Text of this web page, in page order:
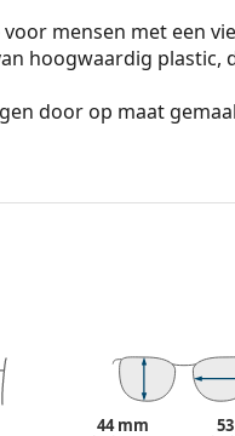
mensen met een
hoogwaardig plastic,
door op maat
zorgt
beeldvergroting
zijn. De
tests van het
44 mm